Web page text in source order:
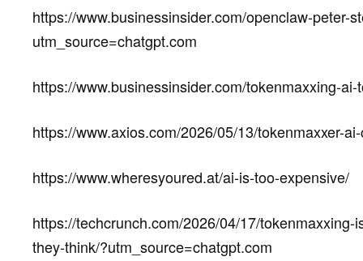
https://www.businessinsider.com/openclaw-peter-
utm_source=chatgpt.com
https://www.businessinsider.com/tokenmaxxing-
https://www.axios.com/2026/05/13/tokenmaxxer-
https://www.wheresyoured.at/ai-is-too-expensive/
https://techcrunch.com/2026/04/17/
they-think/?utm_source=chatgpt.com